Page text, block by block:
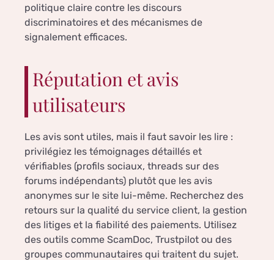
politique claire contre les discours
discriminatoires et des mécanismes de
signalement efficaces.
Réputation et avis
utilisateurs
Les avis sont utiles, mais il faut savoir les lire :
privilégiez les témoignages détaillés et
vérifiables (profils sociaux, threads sur des
forums indépendants) plutôt que les avis
anonymes sur le site lui-même. Recherchez des
retours sur la qualité du service client, la gestion
des litiges et la fiabilité des paiements. Utilisez
des outils comme ScamDoc, Trustpilot ou des
groupes communautaires qui traitent du sujet.